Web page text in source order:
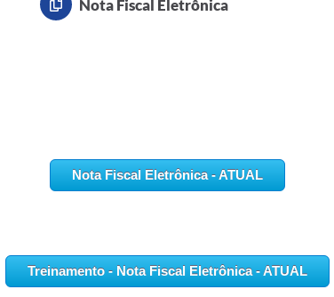
Nota Fiscal Eletrônica
Nota Fiscal Eletrônica - ATUAL
Treinamento - Nota Fiscal Eletrônica - ATUAL